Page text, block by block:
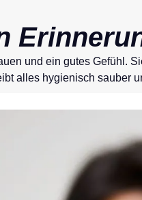
und ein gutes Gefühl.
alles hygienisch sauber